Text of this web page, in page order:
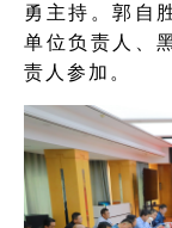
勇主持。郭自
单位负责人、
责人参加。